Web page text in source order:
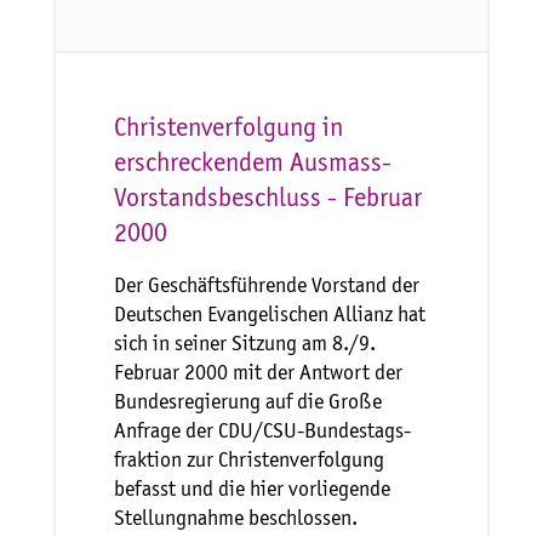
Christenverfolgung in
erschreckendem Ausmass-
Vorstandsbeschluss - Februar
2000
Der Geschäftsführende Vorstand der
Deutschen Evangelischen Allianz hat
sich in seiner Sitzung am 8./9.
Februar 2000 mit der Antwort der
Bundesregierung auf die Große
Anfrage der CDU/CSU-Bundestags-
fraktion zur Christenverfolgung
befasst und die hier vorliegende
Stellungnahme beschlossen.